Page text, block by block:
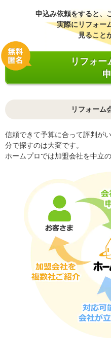
申込み依頼をすると、
実際にリフォー
見ること
リフォー
リフォーム
信頼できて予算に合って評判が
分で探すのは大変です。
ホームプロでは加盟会社を中立